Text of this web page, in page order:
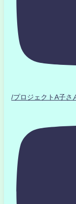
/プロジェクトA子